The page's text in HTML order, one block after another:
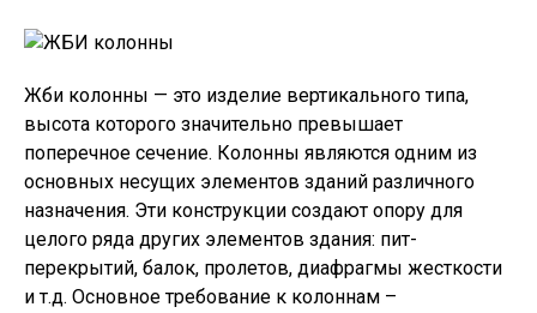
Жби колонны — это изделие вертикального типа,
высота которого значительно превышает
поперечное сечение. Колонны являются одним из
основных несущих элементов зданий различного
назначения. Эти конструкции создают опору для
целого ряда других элементов здания: пит-
перекрытий, балок, пролетов, диафрагмы жесткости
и т.д. Основное требование к колоннам –